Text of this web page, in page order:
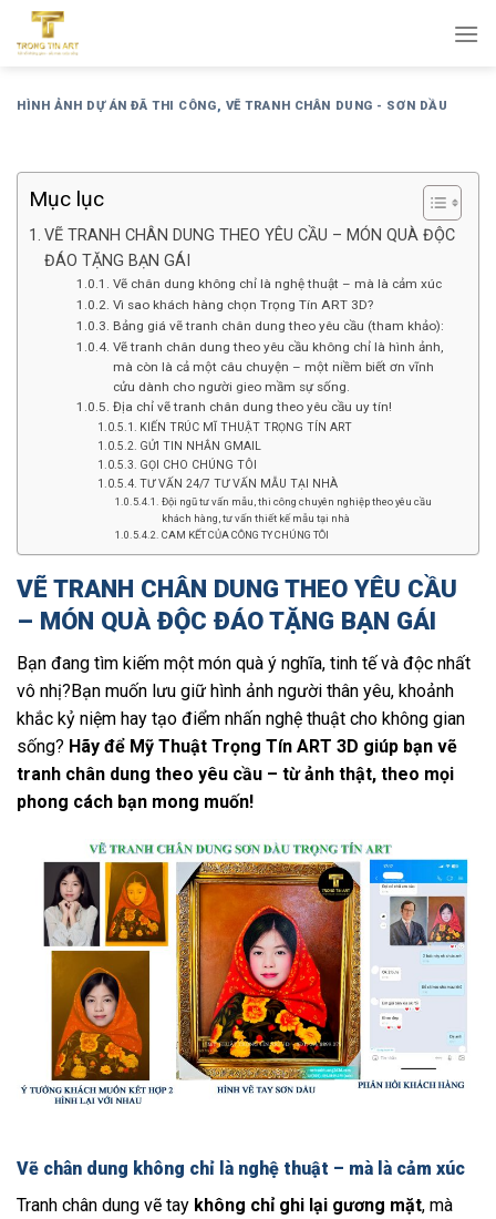
qua
dungHÌNH ẢNH DỰ ÁN ĐÃ THI CÔNG, VẼ TRANH CHÂN DUNG - SƠN DẦU
Mục lục
VẼ TRANH CHÂN DUNG THEO YÊU CẦU – MÓN QUÀ ĐỘC
ĐÁO TẶNG BẠN GÁI
Vẽ chân dung không chỉ là nghệ thuật – mà là cảm xúc
Vì sao khách hàng chọn Trọng Tín ART 3D?
Bảng giá vẽ tranh chân dung theo yêu cầu (tham khảo):
Vẽ tranh chân dung theo yêu cầu không chỉ là hình ảnh,
mà còn là cả một câu chuyện – một niềm biết ơn vĩnh
cửu dành cho người gieo mầm sự sống.
Địa chỉ vẽ tranh chân dung theo yêu cầu uy tín!
KIẾN TRÚC MĨ THUẬT TRỌNG TÍN ART
GỬI TIN NHẮN GMAIL
GỌI CHO CHÚNG TÔI
TƯ VẤN 24/7 TƯ VẤN MẪU TẠI NHÀ
Đội ngũ tư vấn mẫu, thi công chuyên nghiệp theo yêu cầu
khách hàng, tư vấn thiết kế mẫu tại nhà
CAM KẾT CỦA CÔNG TY CHÚNG TÔI
VẼ TRANH CHÂN DUNG THEO YÊU CẦU
– MÓN QUÀ ĐỘC ĐÁO TẶNG BẠN GÁI
Bạn đang tìm kiếm một món quà ý nghĩa, tinh tế và độc nhất
vô nhị?Bạn muốn lưu giữ hình ảnh người thân yêu, khoảnh
khắc kỷ niệm hay tạo điểm nhấn nghệ thuật cho không gian
sống? Hãy để Mỹ Thuật Trọng Tín ART 3D giúp bạn vẽ
tranh chân dung theo yêu cầu – từ ảnh thật, theo mọi
phong cách bạn mong muốn!
Vẽ chân dung không chỉ là nghệ thuật – mà là cảm xúc
Tranh chân dung vẽ tay không chỉ ghi lại gương mặt, mà